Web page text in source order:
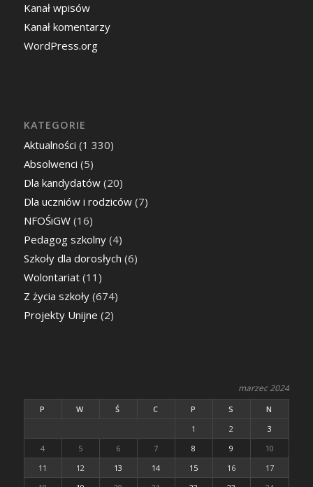
Kanał wpisów
Kanał komentarzy
WordPress.org
KATEGORIE
Aktualności (1 330)
Absolwenci (5)
Dla kandydatów(20)
Dla uczniów i rodziców(7)
NFOŚiGW(16)
Pedagog szkolny(4)
Szkoły dla dorosłych (6)
Wolontariat(11)
Z życia szkoły(674)
Projekty Unijne (2)
marzec 2024
P W Ś C P S
N
1
2
3
4
5 6 7 8 9
10
11
12 13 14 15 16
17